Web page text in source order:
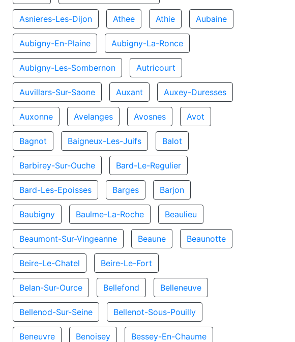
Asnieres-Les-Dijon Athee Athie Aubaine
Aubigny-En-Plaine Aubigny-La-Ronce
Aubigny-Les-Sombernon Autricourt
Auvillars-Sur-Saone Auxant Auxey-Duresses
Auxonne Avelanges Avosnes Avot
Bagnot Baigneux-Les-Juifs Balot
Barbirey-Sur-Ouche Bard-Le-Regulier
Bard-Les-Epoisses Barges Barjon
Baubigny Baulme-La-Roche Beaulieu
Beaumont-Sur-Vingeanne Beaune Beaunotte
Beire-Le-Chatel Beire-Le-Fort
Belan-Sur-Ource Bellefond Belleneuve
Bellenod-Sur-Seine Bellenot-Sous-Pouilly
Beneuvre Benoisey Bessey-En-Chaume